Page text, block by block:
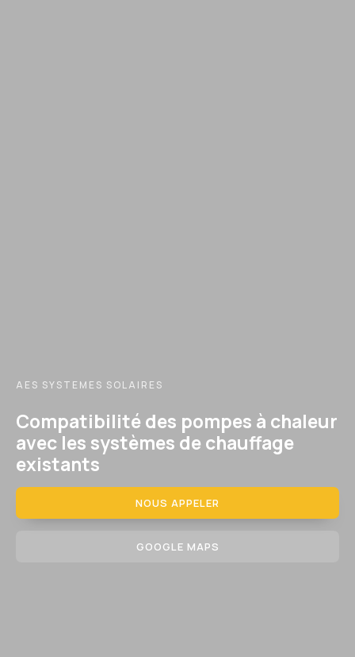
AES SYSTEMES SOLAIRES
Compatibilité des pompes à chaleur
avec les systèmes de chauffage
existants
NOUS APPELER
GOOGLE MAPS